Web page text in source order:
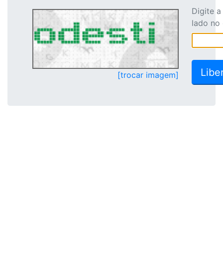
[trocar imagem]
Digite
lado no